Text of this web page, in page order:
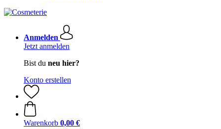
Anmelden
Jetzt anmelden
Bist du neu hier?
Konto erstellen
Warenkorb 0,00 €